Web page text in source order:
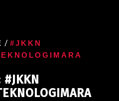
/ #JKKN
#JKKN